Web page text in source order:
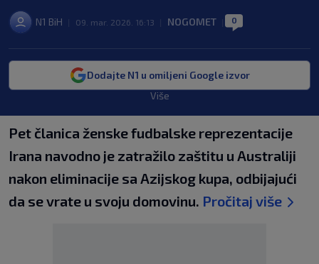
N1 BiH 09. mar. 2026. 16:13 NOGOMET 0
Dodajte N1 u omiljeni Google izvor
Više
Pet članica ženske fudbalske reprezentacije
Irana navodno je zatražilo zaštitu u Australiji
nakon eliminacije sa Azijskog kupa, odbijajući
da se vrate u svoju domovinu. Pročitaj više